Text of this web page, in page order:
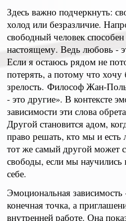
Здесь важно подчеркнуть:
холод или безразличие.
свободный человек
настоящему. Ведь любовь -
Если я остаюсь рядом не
потерять, а потому что хочу
зрелость. Философ Жан-
- это другие». В контексте
зависимости эти слова
Другой становится адом,
право решать, кто мы и есть
тот же самый другой может
свободы, если мы научились
себе.
Эмоциональная зависимость
конечная точка, а
внутренней работе. Она